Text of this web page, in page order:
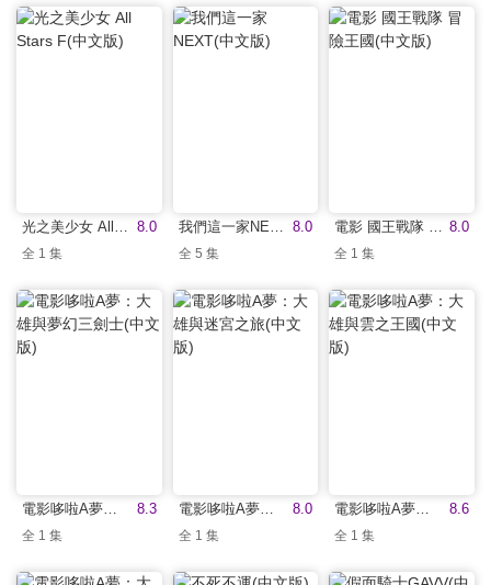
8.0
全 1 集
8.0
全 5 集
8.0
全 1 集
8.3
電影哆啦A夢：大雄與夢幻三劍士(中文版)
全 1 集
8.0
電影哆啦A夢：大雄與迷宮之旅(中文版)
全 1 集
8.6
電影哆啦A夢：大雄與雲之王國(中文版)
全 1 集